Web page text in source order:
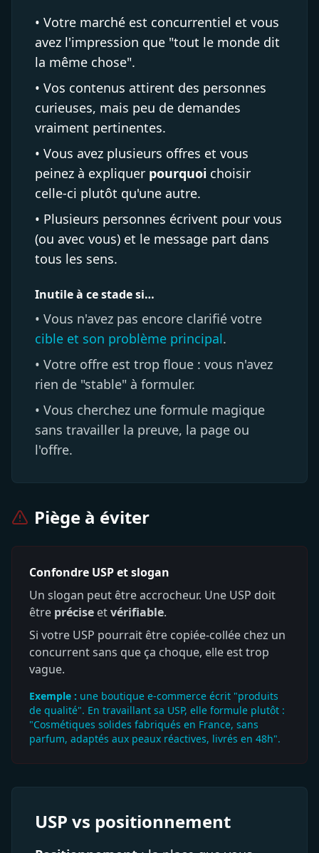
• Votre marché est concurrentiel et vous
avez l'impression que "tout le monde dit
la même chose".
• Vos contenus attirent des personnes
curieuses, mais peu de demandes
vraiment pertinentes.
• Vous avez plusieurs offres et vous
peinez à expliquer pourquoi choisir
celle-ci plutôt qu'une autre.
• Plusieurs personnes écrivent pour vous
(ou avec vous) et le message part dans
tous les sens.
Inutile à ce stade si…
• Vous n'avez pas encore clarifié votre
cible et son problème principal.
• Votre offre est trop floue : vous n'avez
rien de "stable" à formuler.
• Vous cherchez une formule magique
sans travailler la preuve, la page ou
l'offre.
Piège à éviter
Confondre USP et slogan
Un slogan peut être accrocheur. Une USP doit
être précise etvérifiable.
Si votre USP pourrait être copiée-collée chez un
concurrent sans que ça choque, elle est trop
vague.
Exemple : une boutique e-commerce écrit "produits
de qualité". En travaillant sa USP, elle formule plutôt :
"Cosmétiques solides fabriqués en France, sans
parfum, adaptés aux peaux réactives, livrés en 48h".
USP vs positionnement